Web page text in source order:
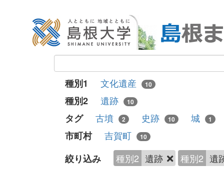
種別1 文化遺産 10
種別2 遺跡 10
タグ 古墳 2 史跡 10 城 1
市町村 吉賀町 10
絞り込み 種別2 遺跡 種別2 遺